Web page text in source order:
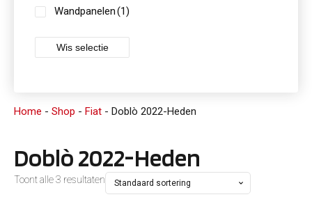
Wandpanelen(1)
Wis selectie
Home - Shop - Fiat - Doblò 2022-Heden
Doblò 2022-Heden
Toont alle 3 resultaten